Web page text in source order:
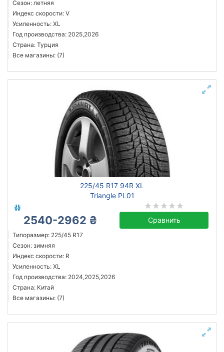
Сезон: летняя
Индекс скорости: V
Усиленность: XL
Год производства: 2025,2026
Страна: Турция
Все магазины: (7)
225/45 R17 94R XL
Triangle PL01
2540-2962 ₴ Сравнить
Типоразмер: 225/45 R17
Сезон: зимняя
Индекс скорости: R
Усиленность: XL
Год производства: 2024,2025,2026
Страна: Китай
Все магазины: (7)